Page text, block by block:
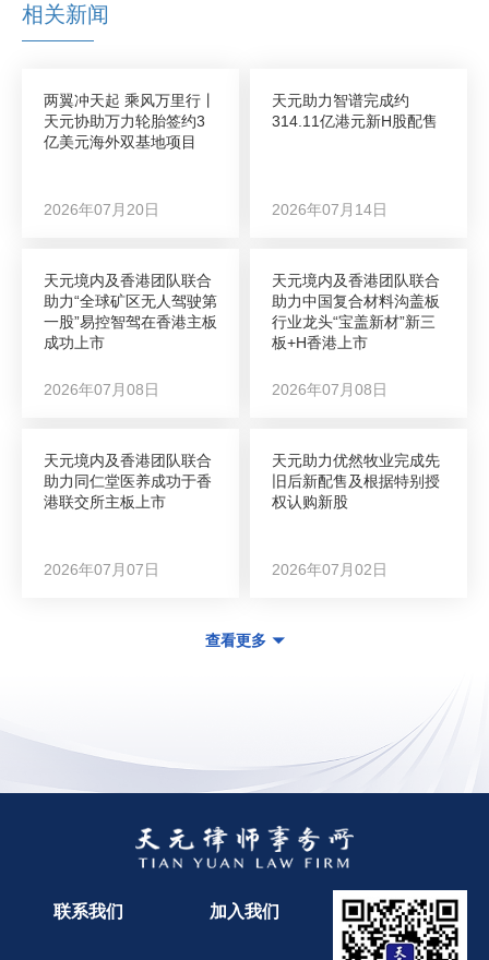
相关新闻
两翼冲天起 乘风万里行丨
天元协助万力轮胎签约3
亿美元海外双基地项目
2026年07月20日
天元助力智谱完成约
314.11亿港元新H股配售
2026年07月14日
天元境内及香港团队联合
助力“全球矿区无人驾驶第
一股”易控智驾在香港主板
成功上市
2026年07月08日
天元境内及香港团队联合
助力中国复合材料沟盖板
行业龙头“宝盖新材”新三
板+H香港上市
2026年07月08日
天元境内及香港团队联合
助力同仁堂医养成功于香
港联交所主板上市
2026年07月07日
天元助力优然牧业完成先
旧后新配售及根据特别授
权认购新股
2026年07月02日
查看更多
联系我们 加入我们